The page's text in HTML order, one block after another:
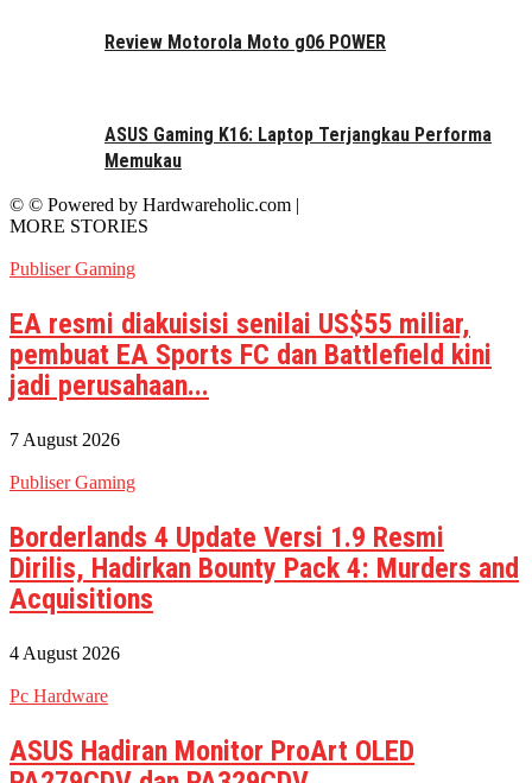
Review Motorola Moto g06 POWER
ASUS Gaming K16: Laptop Terjangkau Performa
Memukau
© © Powered by Hardwareholic.com |
MORE STORIES
Publiser Gaming
EA resmi diakuisisi senilai US$55 miliar,
pembuat EA Sports FC dan Battlefield kini
jadi perusahaan...
7 August 2026
Publiser Gaming
Borderlands 4 Update Versi 1.9 Resmi
Dirilis, Hadirkan Bounty Pack 4: Murders and
Acquisitions
4 August 2026
Pc Hardware
ASUS Hadiran Monitor ProArt OLED